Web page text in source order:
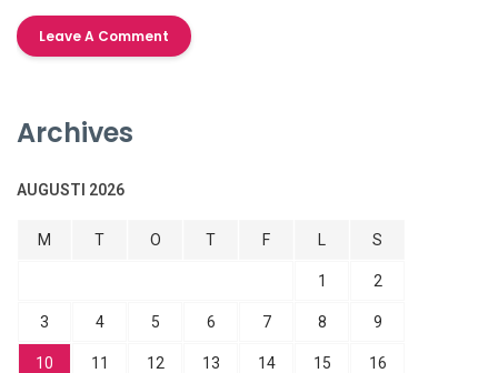
Archives
AUGUSTI 2026
M T O T F S
1 2
3 4 5 6 7 8 9
10 11 12 13 14 15 16